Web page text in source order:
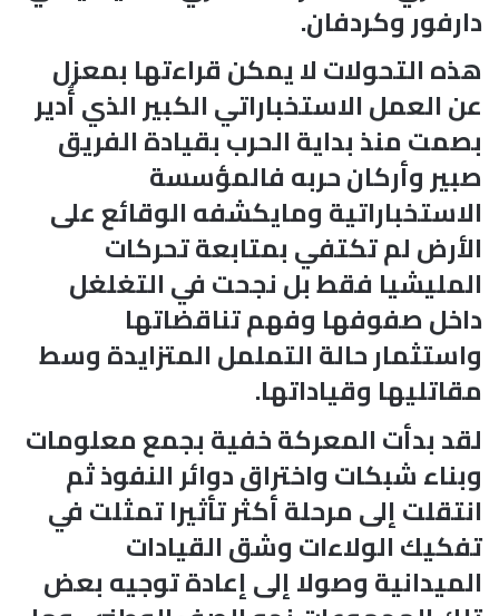
دارفور وكردفان.
هذه التحولات لا يمكن قراءتها بمعزل
عن العمل الاستخباراتي الكبير الذي أُدير
بصمت منذ بداية الحرب بقيادة الفريق
صبير وأركان حربه فالمؤسسة
الاستخباراتية ومايكشفه الوقائع على
الأرض لم تكتفي بمتابعة تحركات
المليشيا فقط بل نجحت في التغلغل
داخل صفوفها وفهم تناقضاتها
واستثمار حالة التململ المتزايدة وسط
مقاتليها وقياداتها.
لقد بدأت المعركة خفية بجمع معلومات
وبناء شبكات واختراق دوائر النفوذ ثم
انتقلت إلى مرحلة أكثر تأثيرا تمثلت في
تفكيك الولاءات وشق القيادات
الميدانية وصولا إلى إعادة توجيه بعض